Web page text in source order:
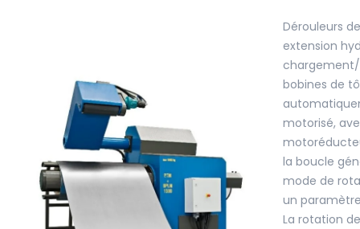
Dérouleurs
extension
bobines de
motorisé,
la boucle
mode de
un
La rotation